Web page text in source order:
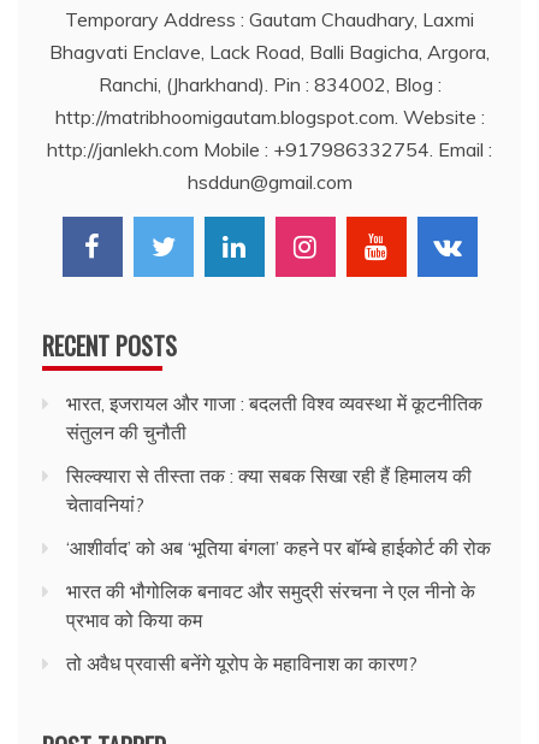
Temporary Address : Gautam Chaudhary, Laxmi
Bhagvati Enclave, Lack Road, Balli Bagicha, Argora,
Ranchi, (Jharkhand). Pin : 834002, Blog :
http://matribhoomigautam.blogspot.com. Website :
http://janlekh.com Mobile : +917986332754. Email :
hsddun@gmail.com
RECENT POSTS
भारत, इजरायल और गाजा : बदलती विश्व व्यवस्था में कूटनीतिक
संतुलन की चुनौती
सिल्क्यारा से तीस्ता तक : क्या सबक सिखा रही हैं हिमालय की
चेतावनियां?
‘आशीर्वाद’ को अब ‘भूतिया बंगला’ कहने पर बॉम्बे हाईकोर्ट की रोक
भारत की भौगोलिक बनावट और समुद्री संरचना ने एल नीनो के
प्रभाव को किया कम
तो अवैध प्रवासी बनेंगे यूरोप के महाविनाश का कारण?